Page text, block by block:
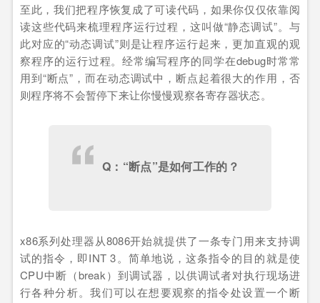
至此，我们把程序恢复成了可读代码，如果你仅仅依靠阅
读这些代码来梳理程序运行过程，这叫做“静态调试”。与
此对应的“动态调试”则是让程序运行起来，更加直观的观
察程序的运行过程。经常编写程序的同学在debug时常常
用到“断点”，而在动态调试中，断点起着很大的作用，否
则程序将不会暂停下来让你慢慢观察各寄存器状态。
Q：“断点”是如何工作的？
x86系列处理器从8086开始就提供了一条专门用来支持调
试的指令，即INT 3。简单地说，这条指令的目的就是使
CPU中断（break）到调试器，以供调试者对执行现场进
行各种分析。我们可以在想要观察的指令处设置一个断